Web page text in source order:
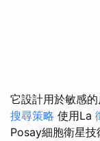
它設計用於敏感
搜尋策略 使用La
Posay細胞衛星